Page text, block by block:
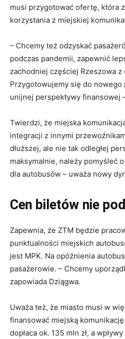
musi przygotować ofertę, która
korzystania z miejskiej
– Chcemy też odzyskać
podczas pandemii, zapewnić
zachodniej częściej Rzeszowa z
Przygotowujemy się do
unijnej perspektywy finansowej
Twierdzi, że miejska
integracji z innymi
dłuższej, ale nie tak odległej
maksymalnie, należy pomyśleć
dla autobusów – uważa nowy
Cen biletów nie
Zapewnia, że ZTM będzie
punktualności miejskich
jest MPK. Na opóźnienia
pasażerowie. – Chcemy
zapowiada Dziągwa.
Uważa też, że miasto musi w
finansować miejską
dopłaca ok. 135 mln zł, a